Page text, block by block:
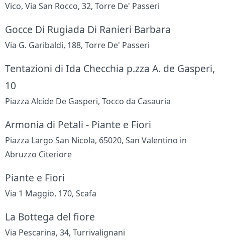
Vico, Via San Rocco, 32, Torre De' Passeri
Gocce Di Rugiada Di Ranieri Barbara
Via G. Garibaldi, 188, Torre De' Passeri
Tentazioni di Ida Checchia p.zza A. de Gasperi,
10
Piazza Alcide De Gasperi, Tocco da Casauria
Armonia di Petali - Piante e Fiori
Piazza Largo San Nicola, 65020, San Valentino in
Abruzzo Citeriore
Piante e Fiori
Via 1 Maggio, 170, Scafa
La Bottega del fiore
Via Pescarina, 34, Turrivalignani